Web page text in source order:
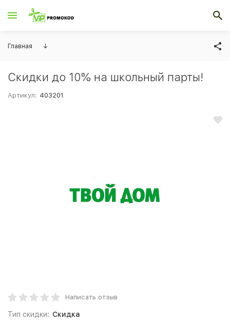
Главная ↓
Скидки до 10% на школьный парты!
Артикул: 403201
Написать отзыв
Тип скидки: Скидка